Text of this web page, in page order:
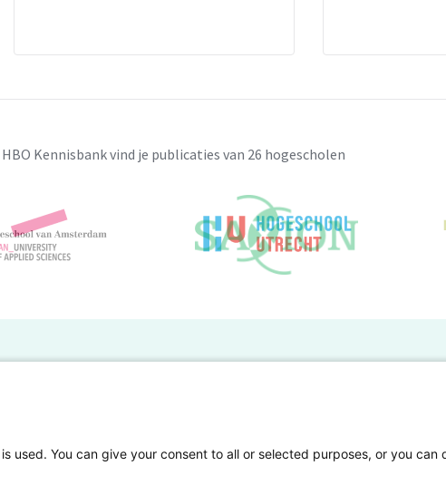
HBO Kennisbank vind je publicaties van 26 hogescholen
publiceren
Veelgestelde vragen
You can give your consent to all or selected purposes, or you can